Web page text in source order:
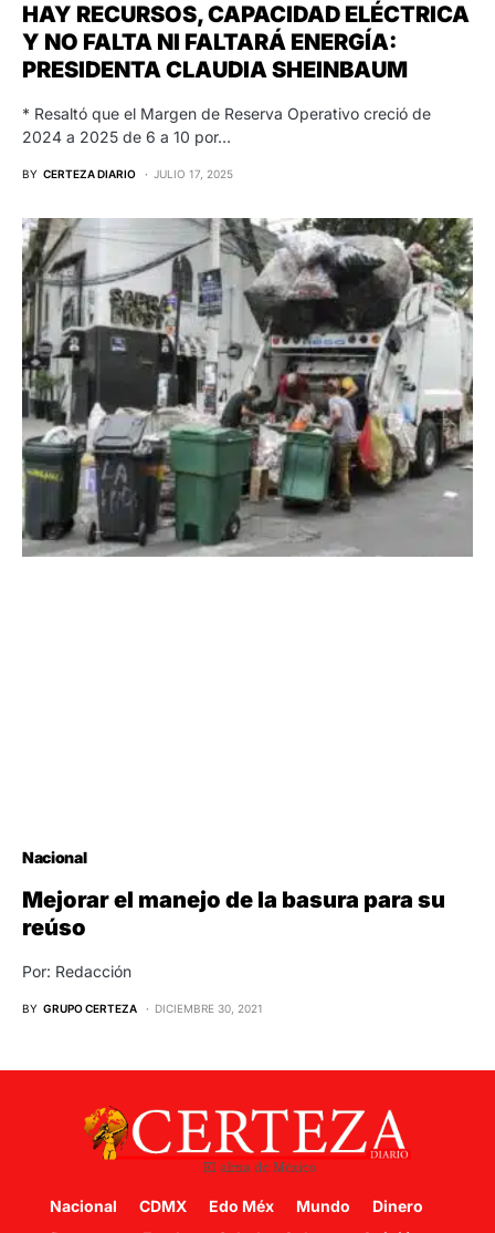
HAY RECURSOS, CAPACIDAD ELÉCTRICA
Y NO FALTA NI FALTARÁ ENERGÍA:
PRESIDENTA CLAUDIA SHEINBAUM
* Resaltó que el Margen de Reserva Operativo creció de
2024 a 2025 de 6 a 10 por…
BY CERTEZA DIARIO JULIO 17, 2025
Nacional
Mejorar el manejo de la basura para su
reúso
Por: Redacción
BY GRUPO CERTEZA DICIEMBRE 30, 2021
Nacional CDMX Edo Méx Mundo
Dinero